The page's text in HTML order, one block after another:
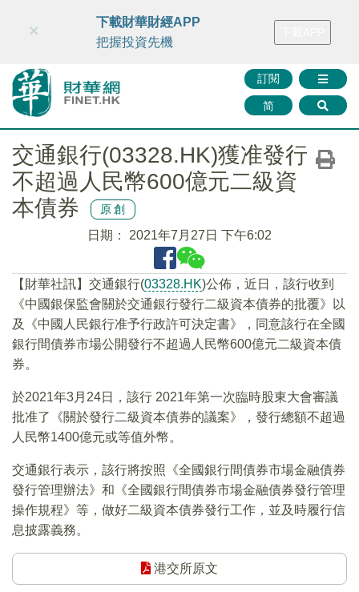
財華智庫網 FINTV FINMETA 財華證券 媒體矩陣
訂閱
简
×
下載財華財經APP
把握投資先機
交通銀行(03328.HK)獲准發行
不超過人民幣600億元二級資
本債券
原創
日期： 2021年7月27日 下午6:02
【財華社訊】交通銀行(03328.HK)公佈，近日，該行收到
《中國銀保監會關於交通銀行發行二級資本債券的批覆》以
及《中國人民銀行准予行政許可決定書》，同意該行在全國
銀行間債券市場公開發行不超過人民幣600億元二級資本債
券。
於2021年3月24日，該行 2021年第一次臨時股東大會審議
批准了《關於發行二級資本債券的議案》，發行總額不超過
人民幣1400億元或等值外幣。
交通銀行表示，該行將按照《全國銀行間債券市場金融債券
發行管理辦法》和《全國銀行間債券市場金融債券發行管理
操作規程》等，做好二級資本債券發行工作，並及時履行信
息披露義務。
港交所原文